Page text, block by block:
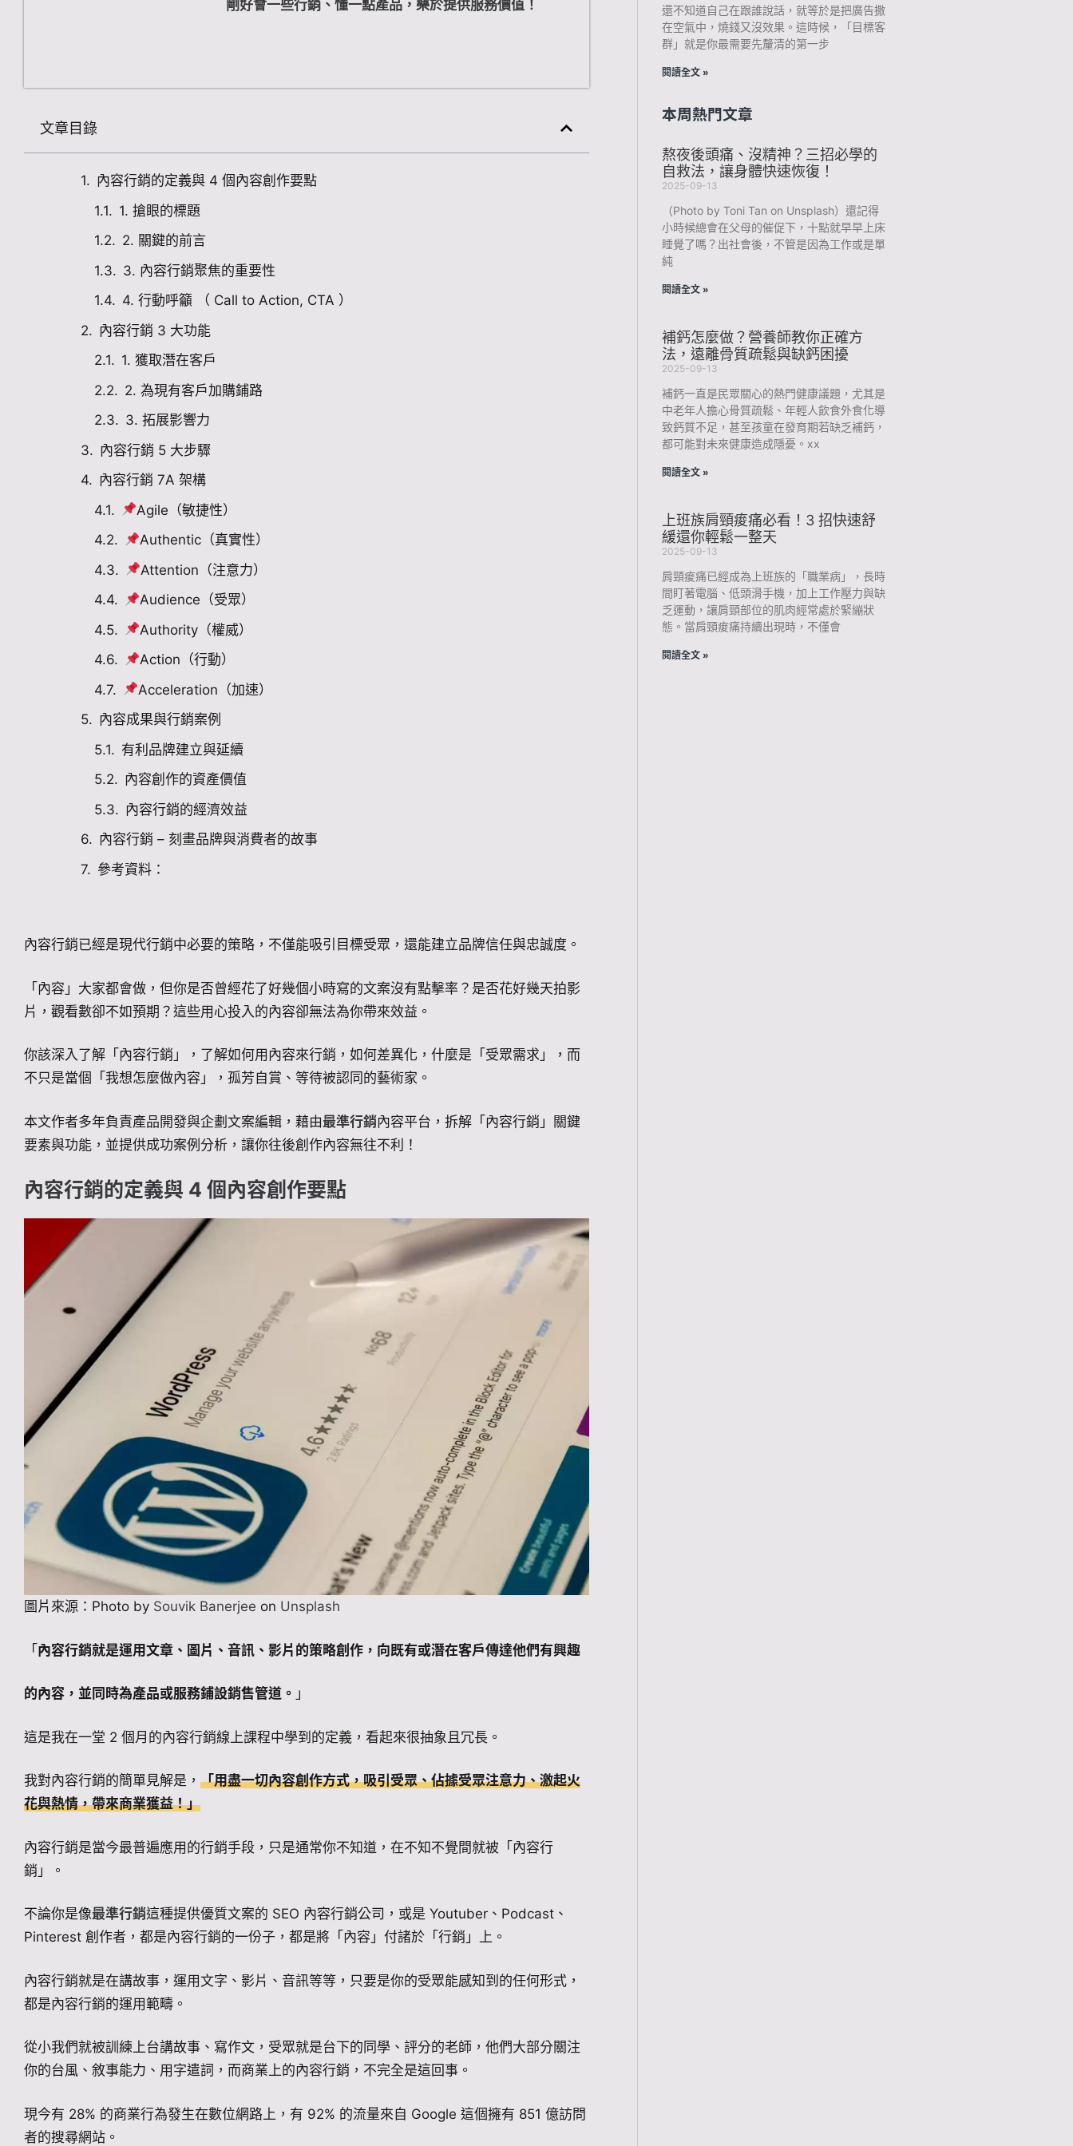
剛好會一些行銷、懂一點產品，樂於提供服務價值！
文章目錄
內容行銷的定義與 4 個內容創作要點
1. 搶眼的標題
2. 關鍵的前言
3. 內容行銷聚焦的重要性
4. 行動呼籲 （ Call to Action, CTA ）
內容行銷 3 大功能
1. 獲取潛在客戶
2. 為現有客戶加購鋪路
3. 拓展影響力
內容行銷 5 大步驟
內容行銷 7A 架構
Agile（敏捷性）
Authentic（真實性）
Attention（注意力）
Audience（受眾）
Authority（權威）
Action（行動）
Acceleration（加速）
內容成果與行銷案例
有利品牌建立與延續
內容創作的資產價值
內容行銷的經濟效益
內容行銷 – 刻畫品牌與消費者的故事
參考資料：
內容行銷已經是現代行銷中必要的策略，不僅能吸引目標受眾，還能建立品牌信任與忠誠度。
「內容」大家都會做，但你是否曾經花了好幾個小時寫的文案沒有點擊率？是否花好幾天拍影
片，觀看數卻不如預期？這些用心投入的內容卻無法為你帶來效益。
你該深入了解「內容行銷」，了解如何用內容來行銷，如何差異化，什麼是「受眾需求」，而
不只是當個「我想怎麼做內容」，孤芳自賞、等待被認同的藝術家。
本文作者多年負責產品開發與企劃文案編輯，藉由最準行銷內容平台，拆解「內容行銷」關鍵
要素與功能，並提供成功案例分析，讓你往後創作內容無往不利！
內容行銷的定義與 4 個內容創作要點
圖片來源：Photo by Souvik Banerjee on Unsplash
「內容行銷就是運用文章、圖片、音訊、影片的策略創作，向既有或潛在客戶傳達他們有興趣
的內容，並同時為產品或服務鋪設銷售管道。 」
這是我在一堂 2 個月的內容行銷線上課程中學到的定義，看起來很抽象且冗長。
我對內容行銷的簡單見解是， 「用盡一切內容創作方式，吸引受眾、佔據受眾注意力、激起火
花與熱情，帶來商業獲益！」
內容行銷是當今最普遍應用的行銷手段，只是通常你不知道，在不知不覺間就被「內容行
銷」。
不論你是像最準行銷這種提供優質文案的 SEO 內容行銷公司，或是 Youtuber、Podcast、
Pinterest 創作者，都是內容行銷的一份子，都是將「內容」付諸於「行銷」上。
內容行銷就是在講故事，運用文字、影片、音訊等等，只要是你的受眾能感知到的任何形式，
都是內容行銷的運用範疇。
從小我們就被訓練上台講故事、寫作文，受眾就是台下的同學、評分的老師，他們大部分關注
你的台風、敘事能力、用字遣詞，而商業上的內容行銷，不完全是這回事。
現今有 28% 的商業行為發生在數位網路上，有 92% 的流量來自 Google 這個擁有 851 億訪問
者的搜尋網站。
還不知道自己在跟誰說話，就等於是把廣告撒
在空氣中，燒錢又沒效果。這時候，「目標客
群」就是你最需要先釐清的第一步
閱讀全文 »
本周熱門文章
熬夜後頭痛、沒精神？三招必學的
自救法，讓身體快速恢復！
2025-09-13
（Photo by Toni Tan on Unsplash）還記得
小時候總會在父母的催促下，十點就早早上床
睡覺了嗎？出社會後，不管是因為工作或是單
純
閱讀全文 »
補鈣怎麼做？營養師教你正確方
法，遠離骨質疏鬆與缺鈣困擾
2025-09-13
補鈣一直是民眾關心的熱門健康議題，尤其是
中老年人擔心骨質疏鬆、年輕人飲食外食化導
致鈣質不足，甚至孩童在發育期若缺乏補鈣，
都可能對未來健康造成隱憂。xx
閱讀全文 »
上班族肩頸痠痛必看！3 招快速舒
緩還你輕鬆一整天
2025-09-13
肩頸痠痛已經成為上班族的「職業病」，長時
間盯著電腦、低頭滑手機，加上工作壓力與缺
乏運動，讓肩頸部位的肌肉經常處於緊繃狀
態。當肩頸痠痛持續出現時，不僅會
閱讀全文 »